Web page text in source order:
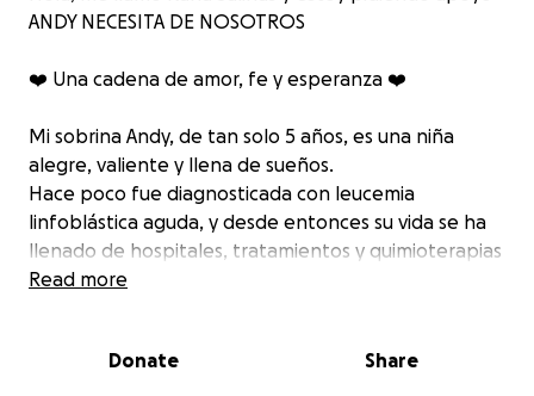
ANDY NECESITA DE NOSOTROS
❤️ Una cadena de amor, fe y esperanza ❤️
Mi sobrina Andy, de tan solo 5 años, es una niña
alegre, valiente y llena de sueños.
Hace poco fue diagnosticada con leucemia
linfoblástica aguda, y desde entonces su vida se ha
llenado de hospitales, tratamientos y quimioterapias
cada 12 horas.
de quienes la amamos.
Read more
Donate Share